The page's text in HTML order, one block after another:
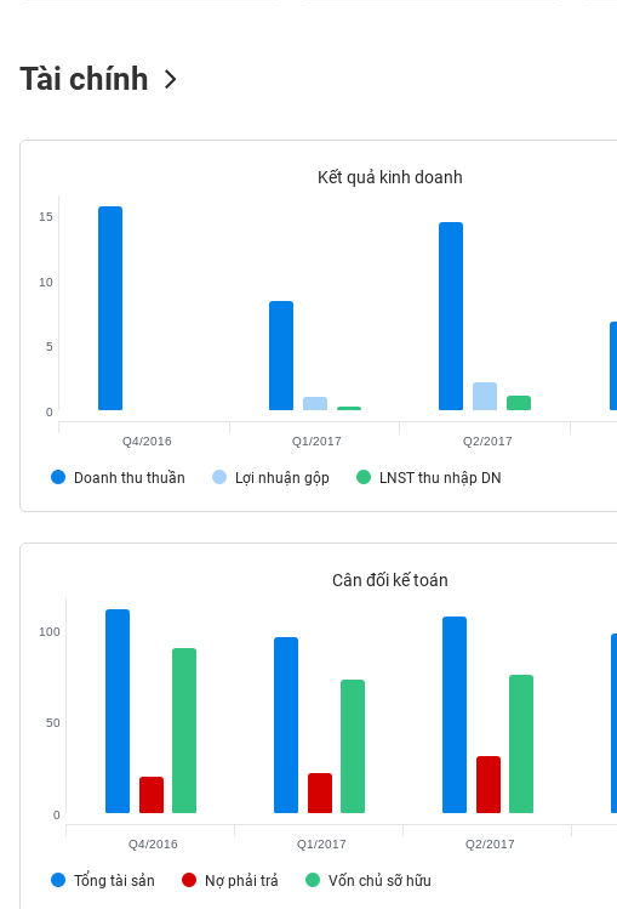
Tài chính
Kết quả kinh doanh
Doanh thu thuần Lợi nhuận gộp LNST thu nhập DN
0
5
10
15
Q4/2016 Q1/2017 Q2/2017
Cân đối kế toán
Tổng tài sản Nợ phải trả Vốn chủ sỡ hữu
0
50
100
Q4/2016 Q1/2017 Q2/2017
NGUYÊN
NGHIỆP
TIÊU
TIÊU
THIẾT